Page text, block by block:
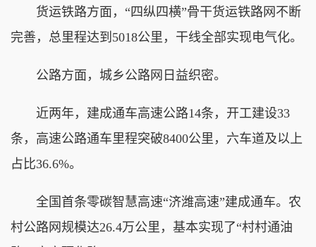
货运铁路方面，“四纵四横”骨干货运铁路网不断
完善，总里程达到5018公里，干线全部实现电气化。
公路方面，城乡公路网日益织密。
近两年，建成通车高速公路14条，开工建设33
条，高速公路通车里程突破8400公里，六车道及以上
占比36.6%。
全国首条零碳智慧高速“济潍高速”建成通车。农
村公路网规模达26.4万公里，基本实现了“村村通油